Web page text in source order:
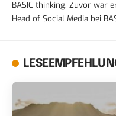
BASIC thinking. Zuvor war
Head of Social Media bei